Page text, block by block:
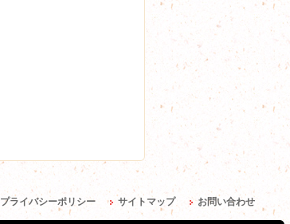
プライバシーポリシー サイトマップ お問い合わせ